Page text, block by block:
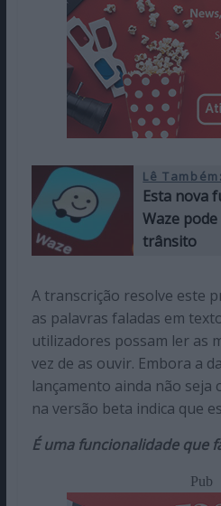
Lê Também:
Esta nova
Waze
trânsito
A transcrição resolve este
as palavras faladas em
utilizadores possam ler as
vez de as ouvir. Embora a
lançamento ainda não seja
na versão beta indica que
É uma funcionalidade que
Pub